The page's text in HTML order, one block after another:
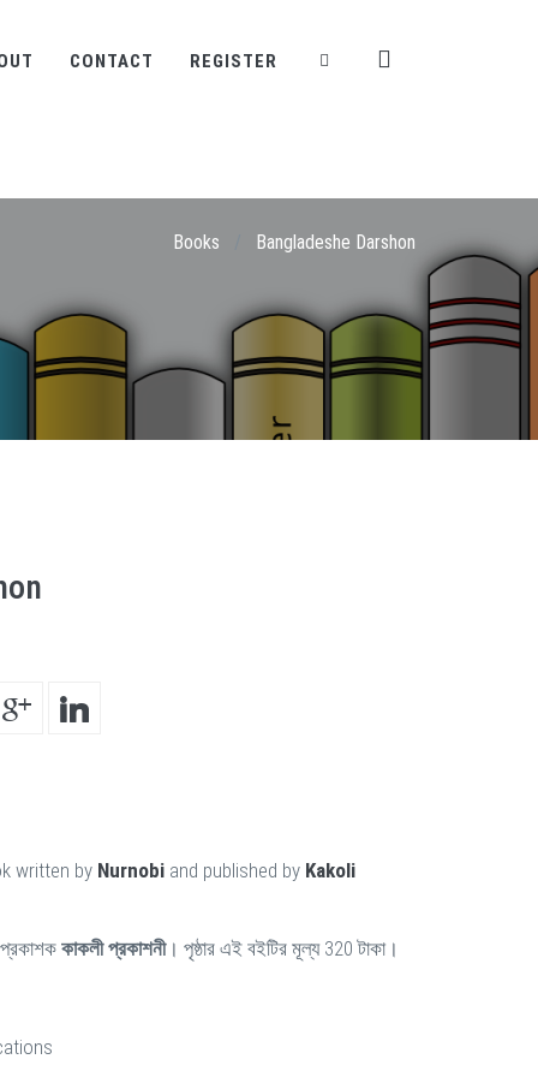
CONTACT REGISTER
Books Bangladeshe Darshon
written by Nurnobi and published by Kakoli
কাকলী প্রকাশনী। পৃষ্ঠার এই বইটির মূল্য 320 টাকা।